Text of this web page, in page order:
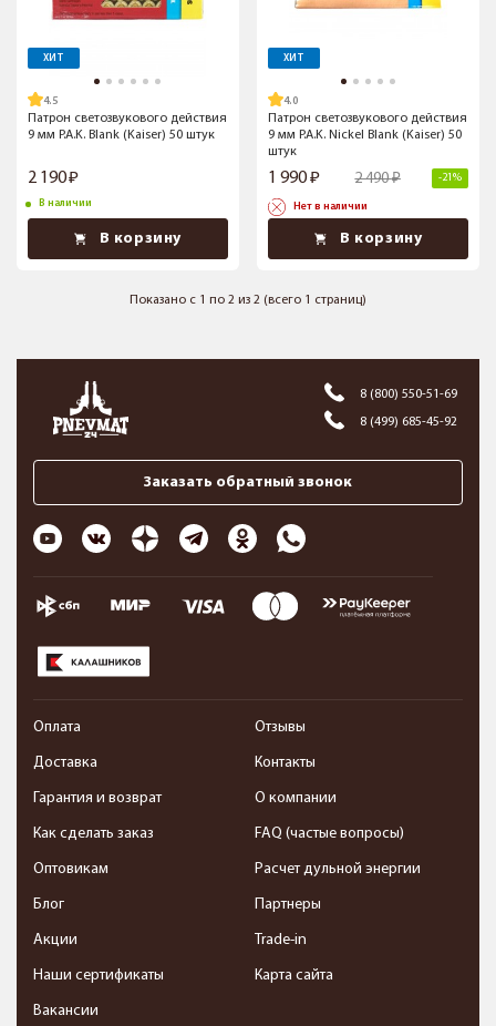
ХИТ
4.5
Патрон светозвукового действия
9 мм P.A.K. Blank (Kaiser) 50 штук
2 190
В наличии
В корзину
ХИТ
4.0
Патрон светозвукового действия
9 мм P.A.K. Nickel Blank (Kaiser) 50
штук
1 990 2 490 -21%
Нет в наличии
В корзину
Показано с 1 по 2 из 2 (всего 1 страниц)
8 (800) 550-51-69
8 (499) 685-45-92
Заказать обратный звонок
Оплата
Доставка
Гарантия и возврат
Как сделать заказ
Оптовикам
Блог
Акции
Наши сертификаты
Вакансии
Отзывы
Контакты
О компании
FAQ (частые вопросы)
Расчет дульной энергии
Партнеры
Trade-in
Карта сайта